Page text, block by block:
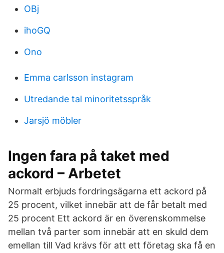
OBj
ihoGQ
Ono
Emma carlsson instagram
Utredande tal minoritetsspråk
Jarsjö möbler
Ingen fara på taket med
ackord – Arbetet
Normalt erbjuds fordringsägarna ett ackord på
25 procent, vilket innebär att de får betalt med
25 procent Ett ackord är en överenskommelse
mellan två parter som innebär att en skuld dem
emellan till Vad krävs för att ett företag ska få en